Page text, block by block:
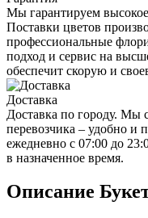
Мы гарантируем высокое
Поставки цветов
профессиональные
подход и сервис на
обеспечит скорую и
Доставка
Доставка по городу. Мы
перевозчика – удобно и
ежедневно с 07:00 до
в назначенное время.
Описание